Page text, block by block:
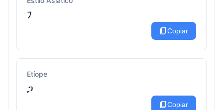
ﾌ
content_copyCopiar
Etíope
ጋ
content_copyCopiar